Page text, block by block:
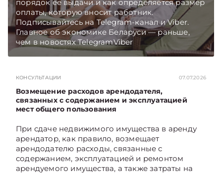
порядок ее выдачи и как определяется размер
оплаты, которую вносит работник.
Подписывайтесь на Telegram‑канал и Viber.
Главное об экономике Беларуси — раньше,
чем в новостях TelegramViber
КОНСУЛЬТАЦИИ 07.07.2026
Возмещение расходов арендодателя,
связанных с содержанием и эксплуатацией
мест общего пользования
При сдаче недвижимого имущества в аренду
арендатор, как правило, возмещает
арендодателю расходы, связанные с
содержанием, эксплуатацией и ремонтом
арендуемого имущества, а также затраты на